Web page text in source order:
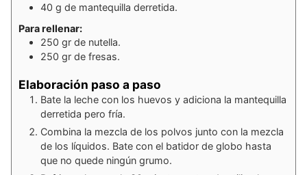
40 g de mantequilla derretida.
Para rellenar:
250 gr de nutella.
250 gr de fresas.
Elaboración paso a paso
Bate la leche con los huevos y adiciona la mantequilla
derretida pero fría.
Combina la mezcla de los polvos junto con la mezcla
de los líquidos. Bate con el batidor de globo hasta
que no quede ningún grumo.